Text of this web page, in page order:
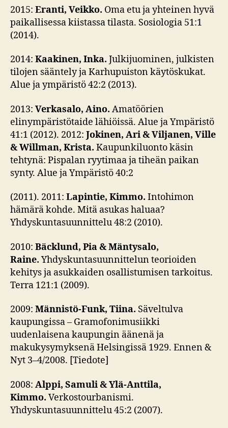
2015: Eranti, Veikko. Oma etu ja yhteinen hyvä
paikallisessa kiistassa tilasta. Sosiologia 51:1
(2014).
2014: Kaakinen, Inka. Julkijuominen, julkisten
tilojen sääntely ja Karhupuiston käytöskukat.
Alue ja ympäristö 42:2 (2013).
2013: Verkasalo, Aino. Amatöörien
elinympäristötaide lähiöissä. Alue ja Ympäristö
41:1 (2012). 2012: Jokinen, Ari & Viljanen, Ville
& Willman, Krista. Kaupunkiluonto käsin
tehtynä: Pispalan ryytimaa ja tiheän paikan
synty. Alue ja Ympäristö 40:2
(2011). 2011: Lapintie, Kimmo. Intohimon
hämärä kohde. Mitä asukas haluaa?
Yhdyskuntasuunnittelu 48:2 (2010).
2010: Bäcklund, Pia & Mäntysalo,
Raine. Yhdyskuntasuunnittelun teorioiden
kehitys ja asukkaiden osallistumisen tarkoitus.
Terra 121:1 (2009).
2009: Männistö-Funk, Tiina. Säveltulva
kaupungissa – Gramofonimusiikki
uudenlaisena kaupungin äänenä ja
makukysymyksenä Helsingissä 1929. Ennen &
Nyt 3–4/2008. [Tiedote]
2008: Alppi, Samuli & Ylä-Anttila,
Kimmo. Verkostourbanismi.
Yhdyskuntasuunnittelu 45:2 (2007).